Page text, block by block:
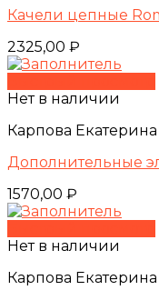
Качели цепные
2325,00 ₽
Нет в наличии
Карпова
Дополнительные
1570,00 ₽
Нет в наличии
Карпова